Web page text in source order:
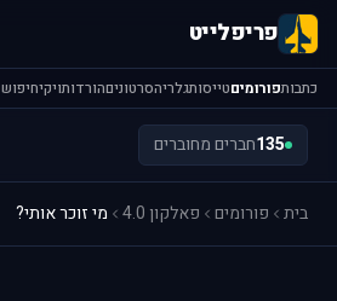
פריפלייט
כתבותפורומיםטייסותגלריהסרטוניםהורדותויקיחיפוש
135חברים מחוברים
בית פורומים פאלקון 4.0 מי זוכר אותי?